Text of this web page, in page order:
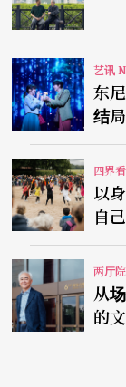
艺讯
东
结
视
四界
以
自
两厅
从
的